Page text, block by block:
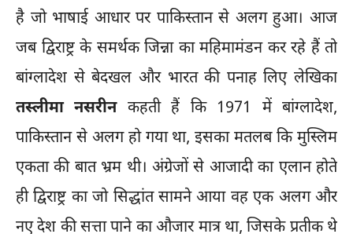
है जो भाषाई आधार पर पाकिस्तान से अलग हुआ। आज
जब द्विराष्ट्र के समर्थक जिन्ना का महिमामंडन कर रहे हैं तो
बांग्लादेश से बेदखल और भारत की पनाह लिए लेखिका
तस्लीमा नसरीनकहती हैं कि 1971 में बांग्लादेश,
पाकिस्तान से अलग हो गया था, इसका मतलब कि मुस्लिम
एकता की बात भ्रम थी। अंग्रेजों से आजादी का एलान होते
ही द्विराष्ट्र का जो सिद्धांत सामने आया वह एक अलग और
नए देश की सत्ता पाने का औजार मात्र था, जिसके प्रतीक थे